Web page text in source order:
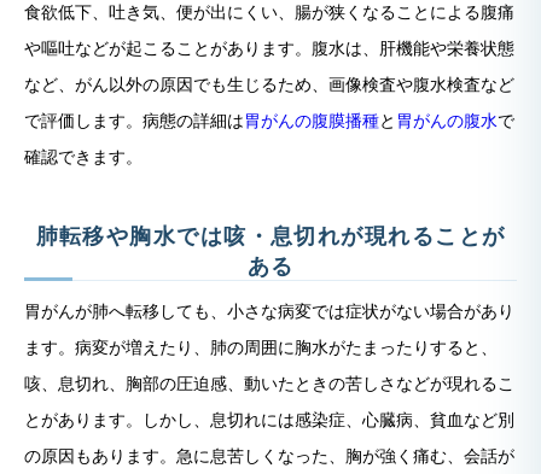
食欲低下、吐き気、便が出にくい、腸が狭くなることによる腹痛
や嘔吐などが起こることがあります。腹水は、肝機能や栄養状態
など、がん以外の原因でも生じるため、画像検査や腹水検査など
で評価します。病態の詳細は胃がんの腹膜播種と 胃がんの腹水で
確認できます。
肺転移や胸水では咳・息切れが現れることが
ある
胃がんが肺へ転移しても、小さな病変では症状がない場合があり
ます。病変が増えたり、肺の周囲に胸水がたまったりすると、
咳、息切れ、胸部の圧迫感、動いたときの苦しさなどが現れるこ
とがあります。しかし、息切れには感染症、心臓病、貧血など別
の原因もあります。急に息苦しくなった、胸が強く痛む、会話が